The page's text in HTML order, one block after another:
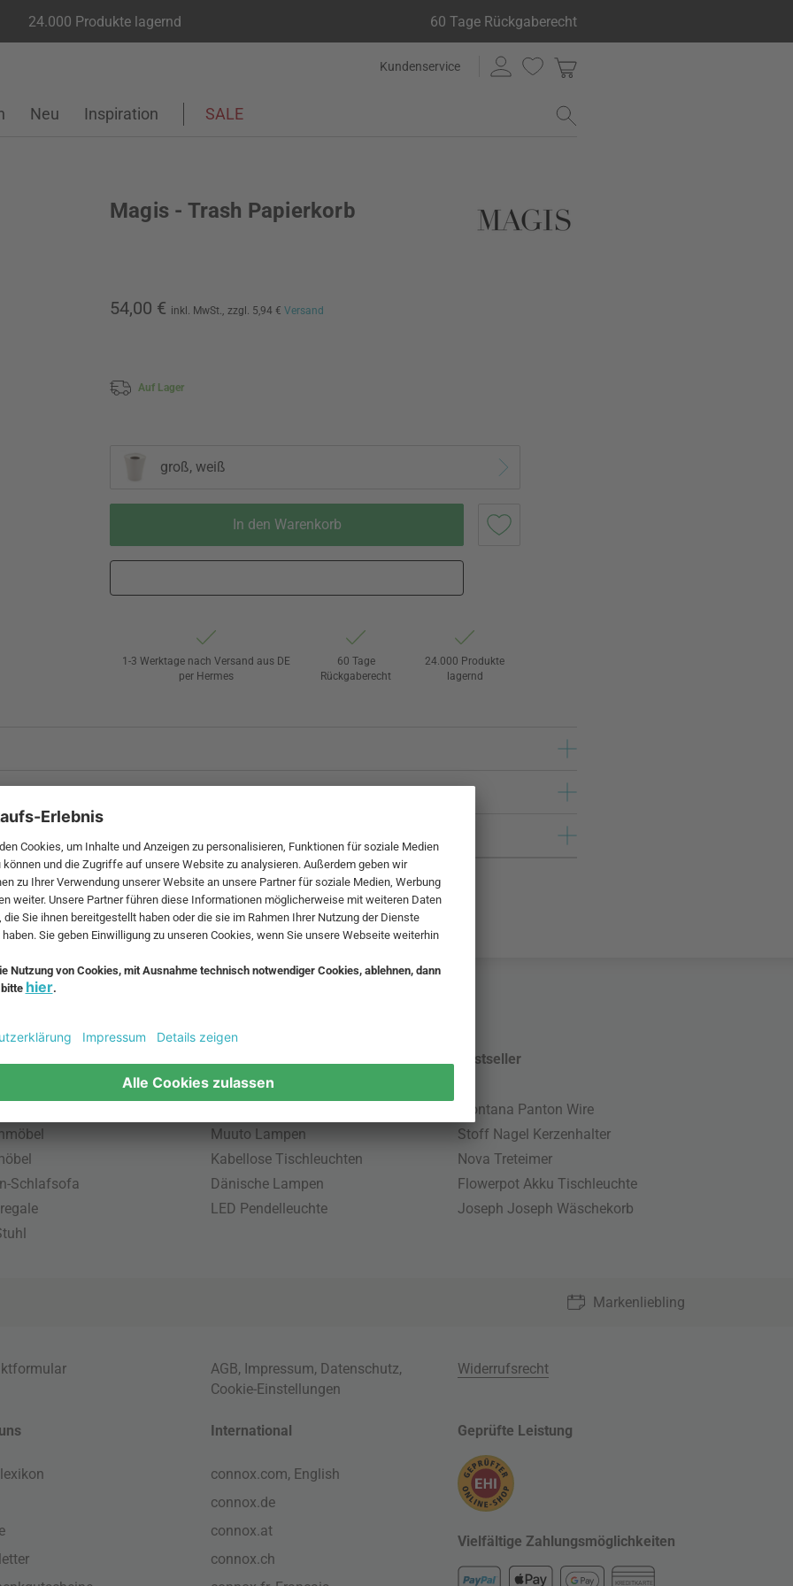
24.000 Produkte lagernd 60 Tage Rückgaberecht
Kundenservice
Neu Inspiration SALE
Magis - Trash Papierkorb
54,00 € inkl. MwSt., zzgl. 5,94 € Versand
Auf Lager
groß, weiß
In den Warenkorb
1-3 Werktage nach Versand aus DE
per Hermes
60 Tage
Rückgaberecht
24.000 Produkte
lagernd
und zzgl.
Schlafsofa
Muuto Lampen
Kabellose Tischleuchten
Dänische Lampen
LED Pendelleuchte
Bestseller
Montana Panton Wire
Stoff Nagel Kerzenhalter
Nova Treteimer
Flowerpot Akku Tischleuchte
Joseph Joseph Wäschekorb
Markenliebling
AGB, Impressum, Datenschutz,
Cookie-Einstellungen
Widerrufsrecht
International
connox.com, English
connox.de
connox.at
connox.ch
Geprüfte Leistung
Vielfältige Zahlungsmöglichkeiten
KREDITKARTE